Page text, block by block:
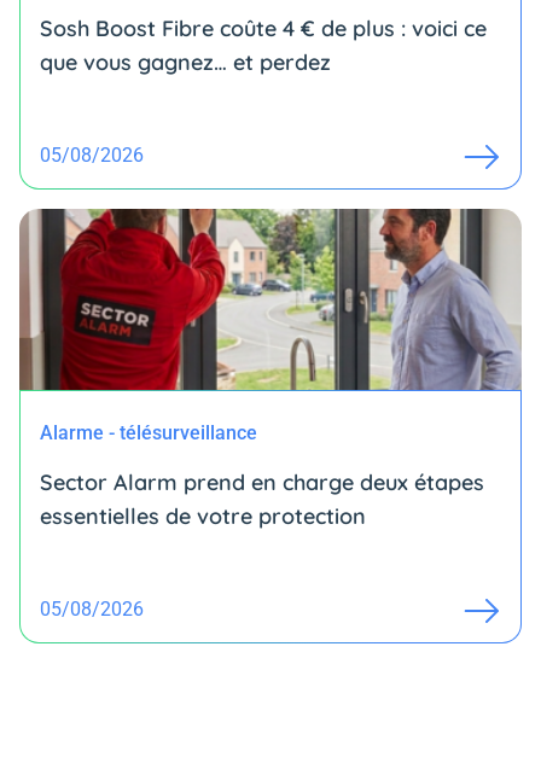
Sosh Boost Fibre coûte 4 € de plus : voici ce
que vous gagnez… et perdez
05/08/2026
Alarme - télésurveillance
Sector Alarm prend en charge deux étapes
essentielles de votre protection
05/08/2026